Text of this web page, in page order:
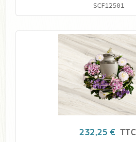
SCF12501
232,25 € TTC